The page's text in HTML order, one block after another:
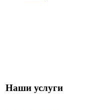
Наши услуги